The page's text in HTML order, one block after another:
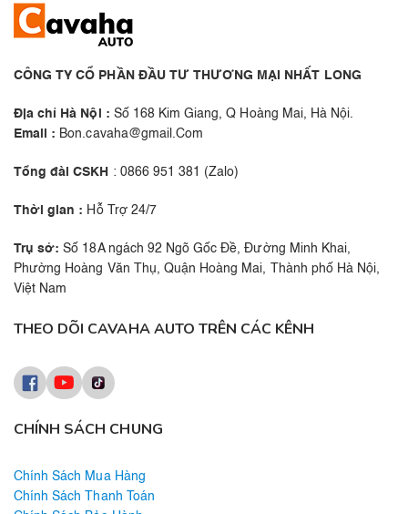
CÔNG TY CỔ PHẦN ĐẦU TƯ THƯƠNG MẠI NHẤT LONG
Địa chỉ Hà Nội : Số 168 Kim Giang, Q Hoàng Mai, Hà Nội.
Email : Bon.cavaha@gmail.Com
Tổng đài CSKH : 0866 951 381 (Zalo)
Thời gian : Hỗ Trợ 24/7
Trụ sở: Số 18A ngách 92 Ngõ Gốc Đề, Đường Minh Khai,
Phường Hoàng Văn Thụ, Quận Hoàng Mai, Thành phố Hà Nội,
Việt Nam
CHÍNH SÁCH CHUNG
Chính Sách Mua Hàng
Chính Sách Thanh Toán
THEO DÕI CAVAHA AUTO TRÊN CÁC KÊNH